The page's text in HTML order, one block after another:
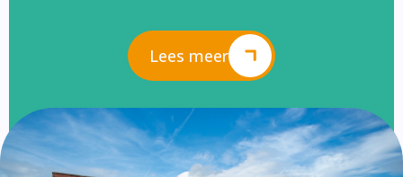
Lees meer